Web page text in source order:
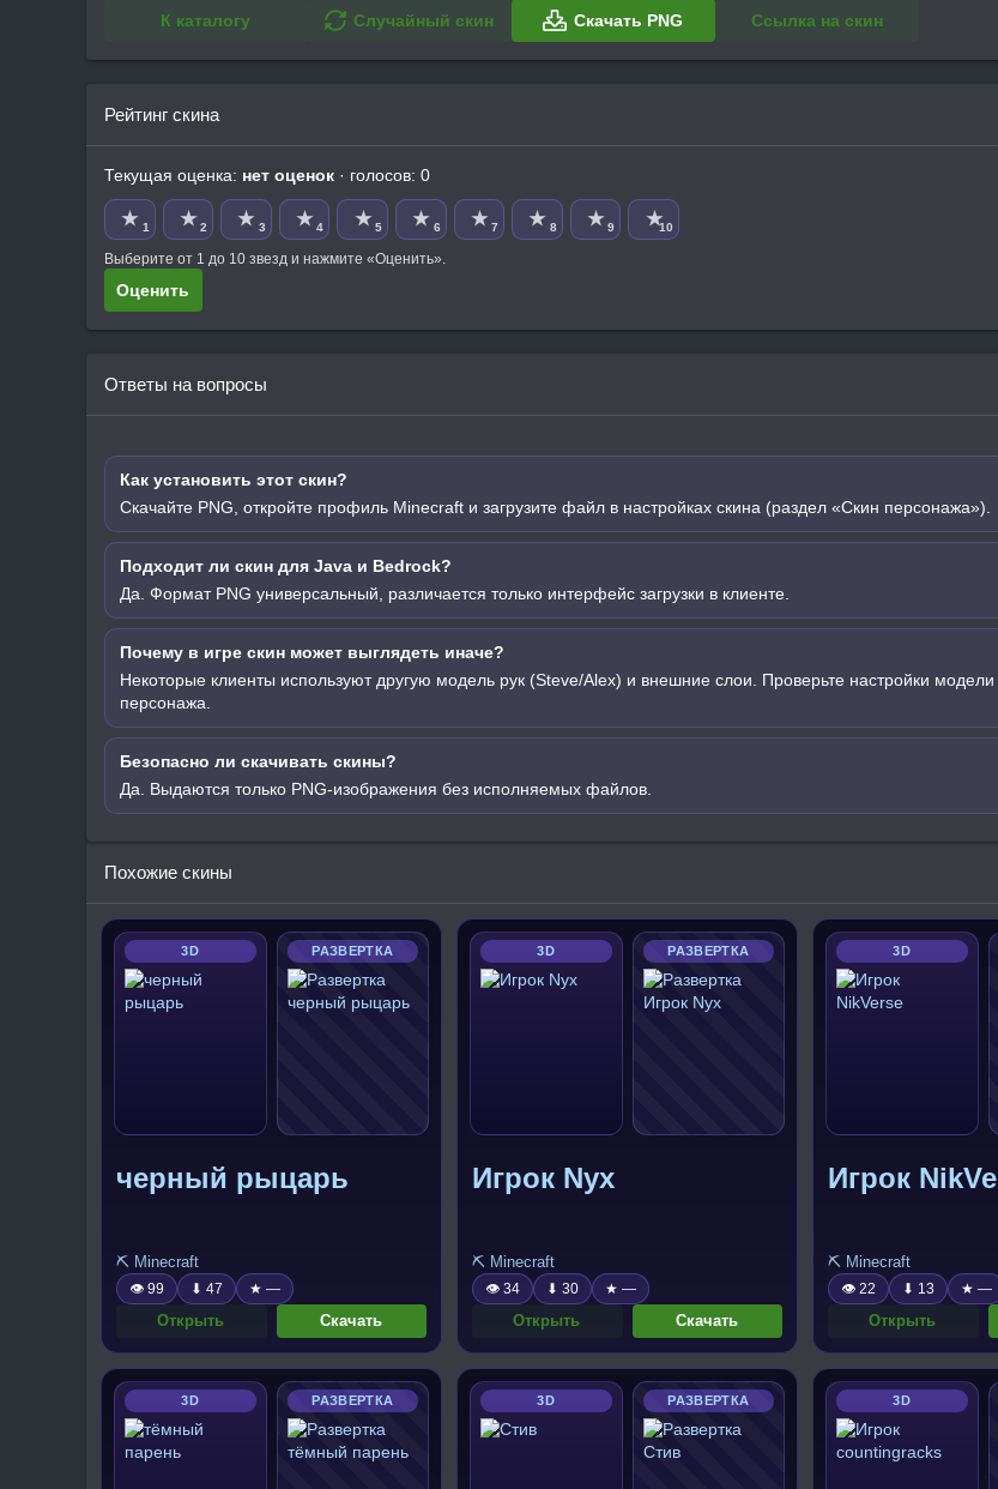
К каталогу Случайный скин Скачать PNG Ссылка на скин
Рейтинг скина
Текущая оценка: нет оценок · голосов: 0
★ 1 ★ 2 ★ 3 ★ 4 ★ 5 ★ 6 ★ 7 ★ 8 ★ 9 ★10
Выберите от 1 до 10 звезд и нажмите «Оценить».
Оценить
Ответы на вопросы
Как установить этот скин?
Скачайте PNG, откройте профиль Minecraft и загрузите файл в настройках скина (раздел «Скин персонажа»).
Подходит ли скин для Java и Bedrock?
Да. Формат PNG универсальный, различается только интерфейс загрузки в клиенте.
Почему в игре скин может выглядеть иначе?
Некоторые клиенты используют другую модель рук (Steve/Alex) и внешние слои. Проверьте настройки модели
персонажа.
Безопасно ли скачивать скины?
Да. Выдаются только PNG-изображения без исполняемых файлов.
Похожие скины
3D РАЗВЕРТКА
черный рыцарь
⛏️ Minecraft
👁 99 ⬇ 47 ★ —
Открыть Скачать
3D РАЗВЕРТКА
Игрок Nyx
⛏️ Minecraft
👁 34 ⬇ 30 ★ —
Открыть Скачать
3D
Игрок
⛏️ Minecraft
👁 22 ⬇ 13 ★ —
Открыть
3D РАЗВЕРТКА 3D РАЗВЕРТКА 3D